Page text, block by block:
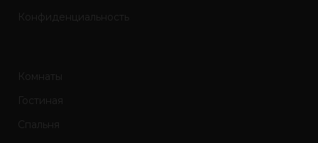
Конфиденциальность
Комнаты
Гостиная
Спальня